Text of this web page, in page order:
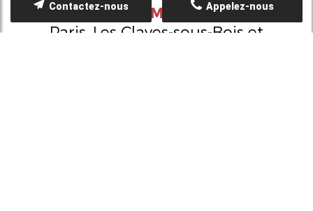
ESPACE MARQUES
Paris, Les Clayes-sous-Bois et
Appelez-nous
Contactez-nous